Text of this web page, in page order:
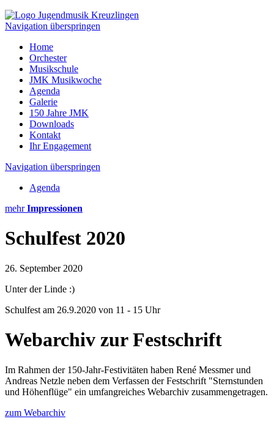
Navigation überspringen
Home
Orchester
Musikschule
JMK Musikwoche
Agenda
Galerie
150 Jahre JMK
Downloads
Kontakt
Ihr Engagement
Navigation überspringen
Agenda
mehrImpressionen
Schulfest 2020
26. September 2020
Unter der Linde :)
Schulfest am 26.9.2020 von 11 - 15 Uhr
Webarchiv zur Festschrift
Im Rahmen der 150-Jahr-Festivitäten haben René Messmer und
Andreas Netzle neben dem Verfassen der Festschrift "Sternstunden
und Höhenflüge" ein umfangreiches Webarchiv zusammengetragen.
zum Webarchiv